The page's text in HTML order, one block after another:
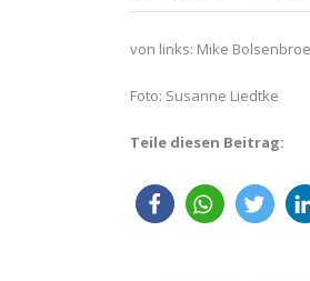
von links: Mike
Foto: Susanne Liedtke
Teile diesen Beitrag: